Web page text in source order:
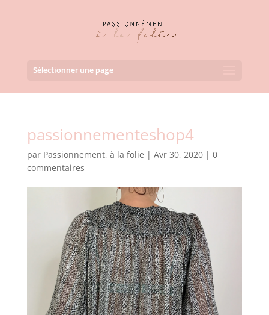
Sélectionner une page
passionnementeshop4
par Passionnement, à la folie | Avr 30, 2020| 0
commentaires